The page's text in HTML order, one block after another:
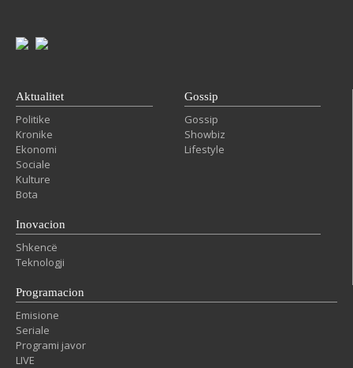
Aktualitet
Politike
Kronike
Ekonomi
Sociale
Kulture
Bota
Gossip
Gossip
Showbiz
Lifestyle
Inovacion
Shkencë
Teknologji
Programacion
Emisione
Seriale
Programi javor
LIVE